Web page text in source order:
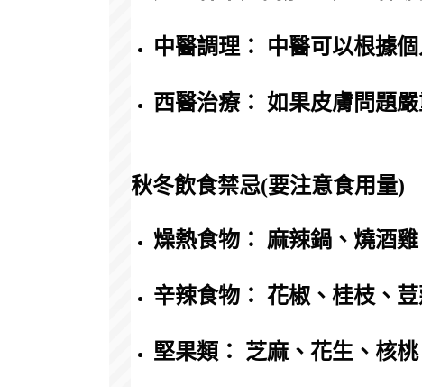
中醫調理： 中醫可以根據
西醫治療： 如果皮膚問題
秋冬飲食禁忌(要注意食用量)
燥熱食物： 麻辣鍋、燒酒
辛辣食物： 花椒、桂枝、
堅果類： 芝麻、花生、核桃